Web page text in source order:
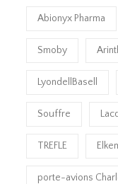
Abionyx Pharma
Smoby
LyondellBasell
Souffre
TREFLE
porte-avions